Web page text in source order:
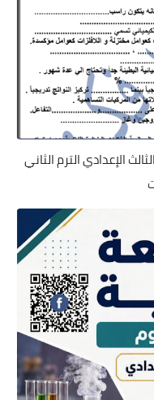
الإعدادي الترم الثاني